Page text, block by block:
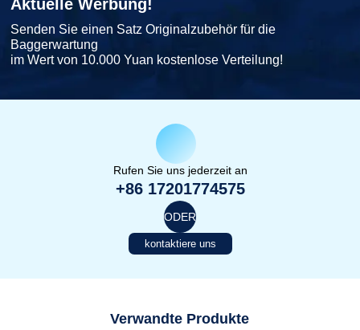
Aktuelle Werbung!
Senden Sie einen Satz Originalzubehör für die
Baggerwartung
im Wert von 10.000 Yuan kostenlose Verteilung!
Rufen Sie uns jederzeit an
+86 17201774575
ODER
kontaktiere uns
Verwandte Produkte